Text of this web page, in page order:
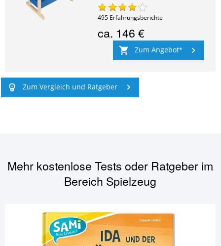
495 Erfahrungsberichte
ca. 146 €
Zum Angebot
Zum Vergleich und Ratgeber
Mehr kostenlose Tests oder Ratgeber im
Bereich Spielzeug